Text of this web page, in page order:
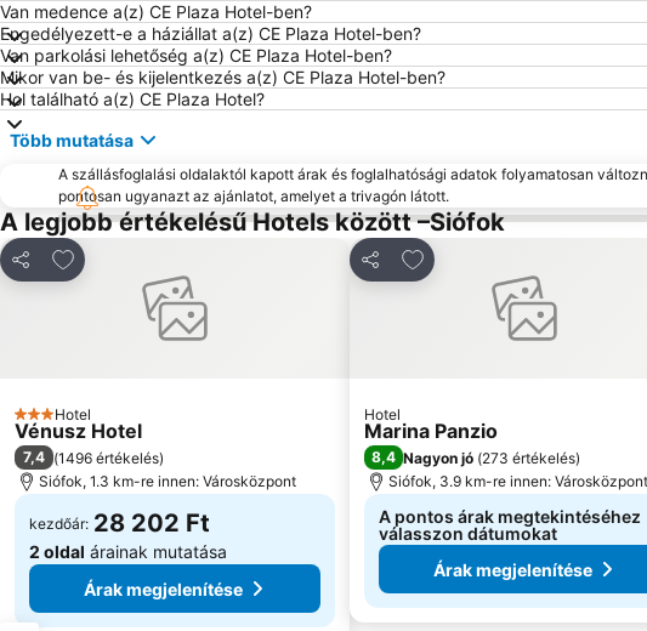
Van medence a(z) CE Plaza Hotel-ben?
Engedélyezett-e a háziállat a(z) CE Plaza Hotel-ben?
Van parkolási lehetőség a(z) CE Plaza Hotel-ben?
Mikor van be- és kijelentkezés a(z) CE Plaza Hotel-ben?
Hol található a(z) CE Plaza Hotel?
Több mutatása
A szállásfoglalási oldalaktól kapott árak és foglalhatósági adatok folyamatosan
pontosan ugyanazt az ajánlatot, amelyet a trivagón látott.
A legjobb értékelésű Hotels között –Siófok
Megosztás
Hozzáadás a kedvencekhez
3 Kategória
Hotel
Vénusz Hotel
7,4 (1496 értékelés)
Siófok, 1.3 km-re innen: Városközpont
kezdőár: 28 202 Ft
2 oldal árainak mutatása
Árak megjelenítése
Megosztás
Hozzáadás a kedvencekhez
Hotel
Marina Panzio
8,4 Nagyon jó (273 értékelés)
Siófok, 3.9 km-re innen: Városközpont
A pontos árak megtekintéséhez
válasszon dátumokat
Árak megjelenítése